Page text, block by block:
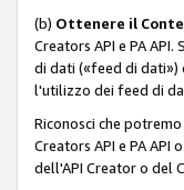
(b) Ottenere il
Creators API e PA
di dati («feed di dati»)
l'utilizzo dei feed di
Riconosci che
Creators API e PA
dell'API Creator o del